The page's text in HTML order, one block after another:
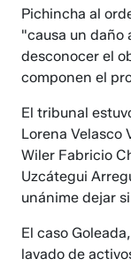
Pichincha al
"causa un daño
desconocer el
componen el
El tribunal
Lorena Velasco
Wiler Fabricio
Uzcátegui
unánime dejar
El caso
lavado de